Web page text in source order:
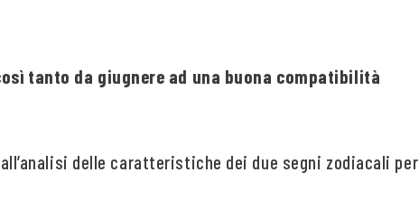
tanto da giugnere ad una buona compatibilità
delle caratteristiche dei due segni zodiacali per